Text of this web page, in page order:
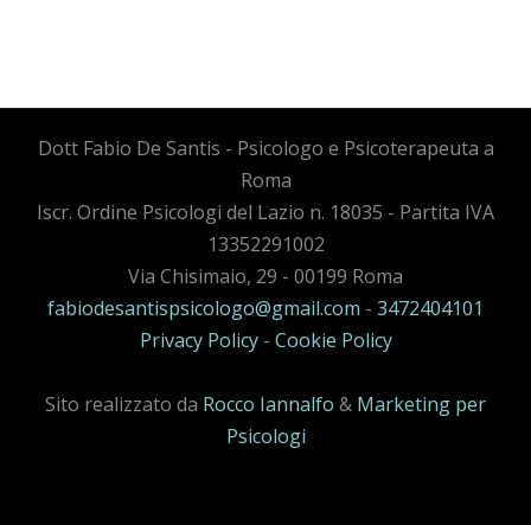
Dott Fabio De Santis - Psicologo e Psicoterapeuta a
Roma
Iscr. Ordine Psicologi del Lazio n. 18035 - Partita IVA
13352291002
Via Chisimaio, 29 - 00199 Roma
fabiodesantispsicologo@gmail.com - 3472404101
Privacy Policy- Cookie Policy
Sito realizzato da Rocco Iannalfo & Marketing per
Psicologi